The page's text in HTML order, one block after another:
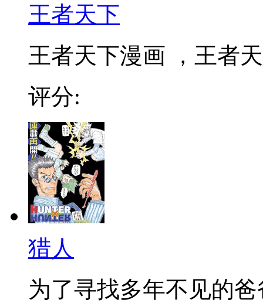
王者天下
王者天下漫画 ，王者
评分:
猎人
为了寻找多年不见的爸